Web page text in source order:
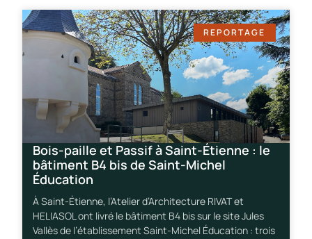
REPORTAGE
Bois-paille et Passif à Saint-Étienne : le
bâtiment B4 bis de Saint-Michel
Éducation
À Saint-Étienne, l’Atelier d’Architecture RIVAT et
HELIASOL ont livré le bâtiment B4 bis sur le site Jules
Vallès de l’établissement Saint-Michel Éducation : trois